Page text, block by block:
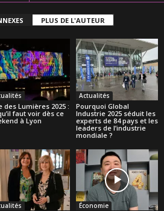
PLUS DE L'AUTEUR
des Lumières 2025 :
faut voir dès ce
à Lyon
Actualités
Pourquoi Global
Industrie 2025 séduit les
experts de 84 pays et les
leaders de l’industrie
mondiale ?
Économie